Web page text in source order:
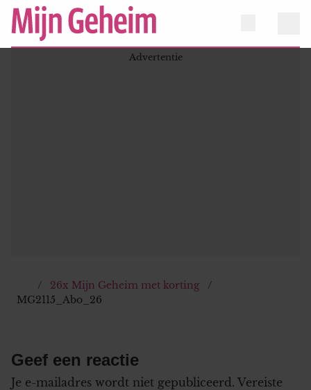
26x Mijn Geheim met korting
MG2115_Abo_26
Geef een reactie
Je e-mailadres wordt niet gepubliceerd. Vereiste